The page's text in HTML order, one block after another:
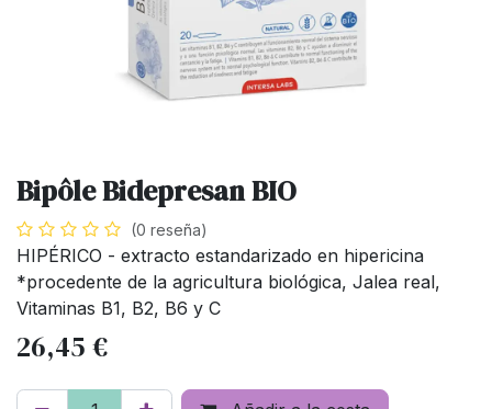
Bipôle Bidepresan BIO
(0 reseña)
HIPÉRICO - extracto estandarizado en hipericina
*procedente de la agricultura biológica, Jalea real,
Vitaminas B1, B2, B6 y C
26,45 €